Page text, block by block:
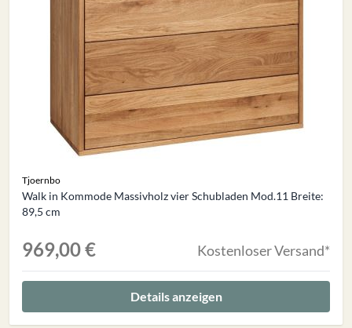
Tjoernbo
Walk in Kommode Massivholz vier Schubladen Mod.11 Breite:
89,5 cm
969,00 € Kostenloser Versand*
Details anzeigen